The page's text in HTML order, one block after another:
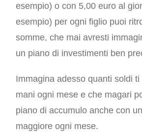
esempio) o con 5,00 euro al
esempio) per ogni figlio puoi
somme, che mai avresti
un piano di investimenti ben
Immagina adesso quanti soldi
mani ogni mese e che magari
piano di accumulo anche con
maggiore ogni mese.